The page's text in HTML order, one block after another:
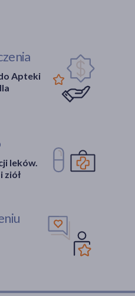
Apteki
leków.
ziół